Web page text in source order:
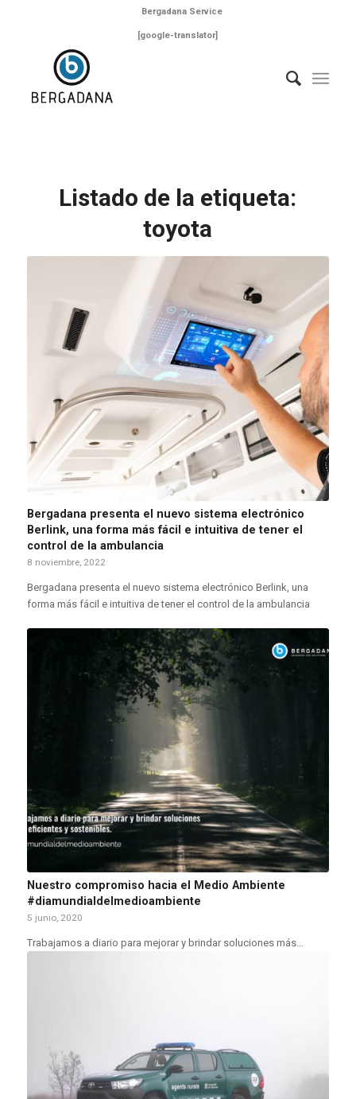
Bergadana Service
[google-translator]
Listado de la etiqueta:
toyota
Bergadana presenta el nuevo sistema electrónico
Berlink, una forma más fácil e intuitiva de tener el
control de la ambulancia
8 noviembre, 2022
Bergadana presenta el nuevo sistema electrónico Berlink, una
forma más fácil e intuitiva de tener el control de la ambulancia
Nuestro compromiso hacia el Medio Ambiente
#diamundialdelmedioambiente
5 junio, 2020
Trabajamos a diario para mejorar y brindar soluciones más…